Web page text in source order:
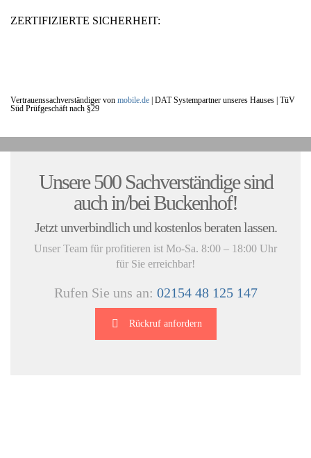
ZERTIFIZIERTE SICHERHEIT:
Vertrauenssachverständiger von mobile.de DAT Systempartner unseres Hauses | TüV
Süd Prüfgeschäft nach §29
Unsere 500 Sachverständige sind
auch in/bei Buckenhof!
Jetzt unverbindlich und kostenlos beraten lassen.
Unser Team für profitieren ist Mo-Sa. 8:00 – 18:00 Uhr
für Sie erreichbar!
Rufen Sie uns an: 02154 48 125 147
Rückruf anfordern